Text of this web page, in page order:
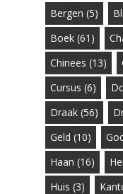
Bergen (5)
Boek (61)
Chinees (13)
Cursus (6)
Draak (56)
Geld (10)
Haan (16)
Huis (3)